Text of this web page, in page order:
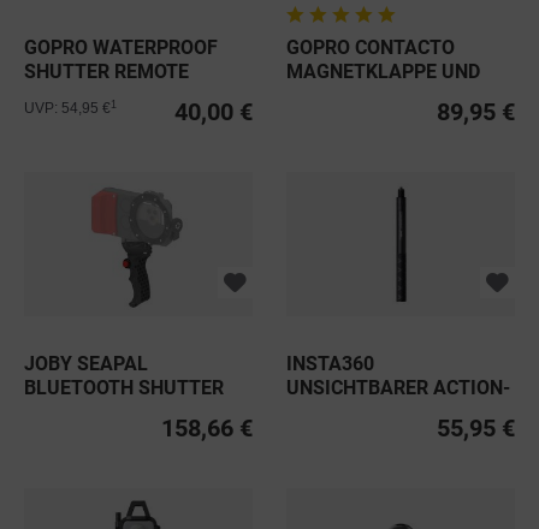
GOPRO WATERPROOF
SHUTTER REMOTE
FERNBEDIENUNG
40,00 €
UVP: 54,95 €
GOPRO CONTACTO
MAGNETKLAPPE UND
89,95 €
JOBY SEAPAL
BLUETOOTH SHUTTER
158,66 €
INSTA360
UNSICHTBARER ACTION-
55,95 €